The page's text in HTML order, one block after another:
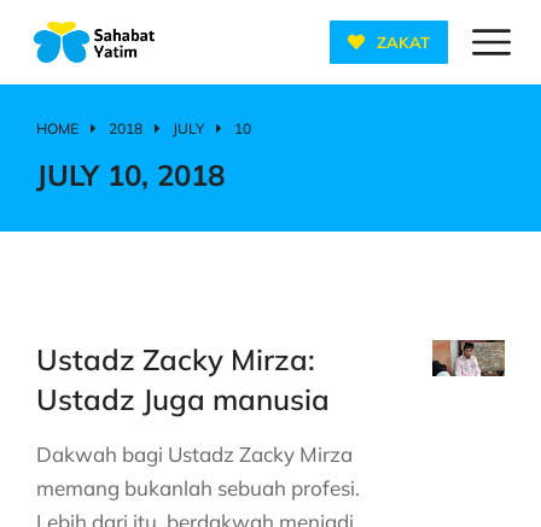
ZAKAT
You are here:
HOME 2018 JULY 10
JULY 10, 2018
Ustadz Zacky Mirza:
Ustadz Juga manusia
Dakwah bagi Ustadz Zacky Mirza
memang bukanlah sebuah profesi.
Lebih dari itu, berdakwah menjadi